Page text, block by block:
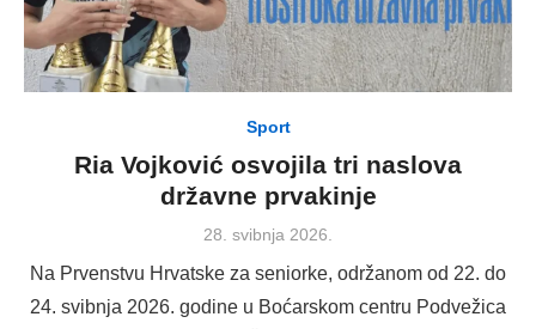
Sport
Ria Vojković osvojila tri naslova
državne prvakinje
Posted
28. svibnja 2026.
Na Prvenstvu Hrvatske za seniorke, održanom od 22. do
24. svibnja 2026. godine u Boćarskom centru Podvežica